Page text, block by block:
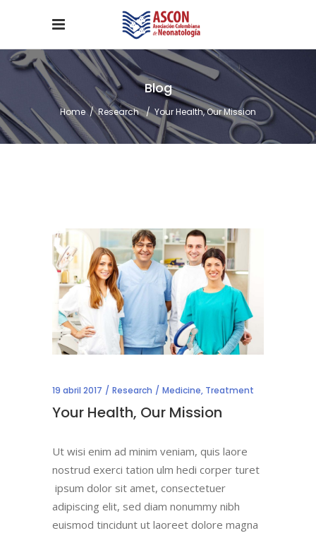
Blog
Home/Research /Your Health, Our Mission
19 abril 2017 Research Medicine, Treatment
Your Health, Our Mission
Ut wisi enim ad minim veniam, quis laore
nostrud exerci tation ulm hedi corper turet
ipsum dolor sit amet, consectetuer
adipiscing elit, sed diam nonummy nibh
euismod tincidunt ut laoreet dolore magna